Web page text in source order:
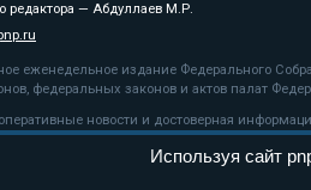
редактора — Абдуллаев М.Р.
еженедельное издание Федерального
федеральных законов и актов палат
новости и достоверная
на pnp.ru обязательна.
рекомендательные технологии
Используя сайт